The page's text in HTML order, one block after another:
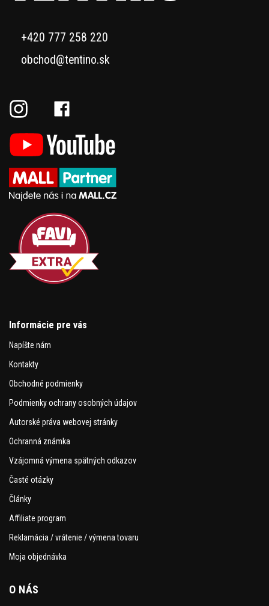
+420 777 258 220
obchod@tentino.sk
Informácie pre vás
Napíšte nám
Kontakty
Obchodné podmienky
Podmienky ochrany osobných údajov
Autorské práva webovej stránky
Ochranná známka
Vzájomná výmena spätných odkazov
Časté otázky
Články
Affiliate program
Reklamácia / vrátenie / výmena tovaru
Moja objednávka
O NÁS